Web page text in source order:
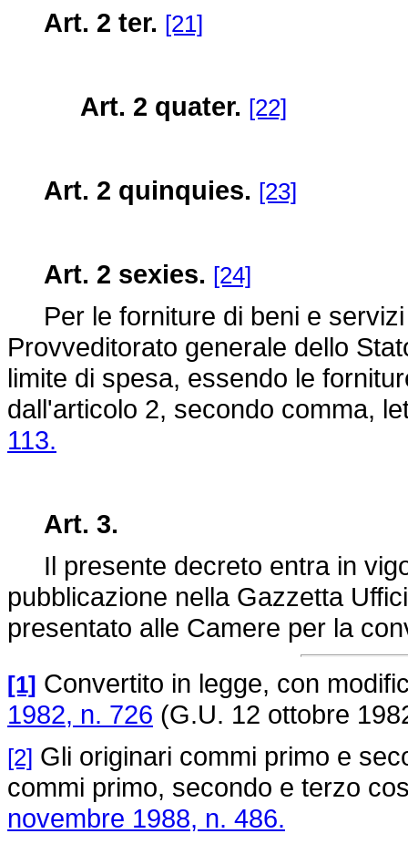
Art. 2 ter. [21]
Art. 2 quater. [22]
Art. 2 quinquies. [23]
Art. 2 sexies. [24]
Per le forniture di beni e
Provveditorato generale dello
limite di spesa, essendo le
dall'articolo 2, secondo comma,
113.
Art. 3.
Il presente decreto entra in
pubblicazione nella Gazzetta
presentato alle Camere per la
[1] Convertito in legge, con
1982, n. 726 (G.U. 12 ottobre
[2] Gli originari commi primo e
commi primo, secondo e terzo
novembre 1988, n. 486.